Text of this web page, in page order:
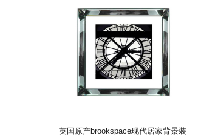
英国原产brookspace现代居家背景装